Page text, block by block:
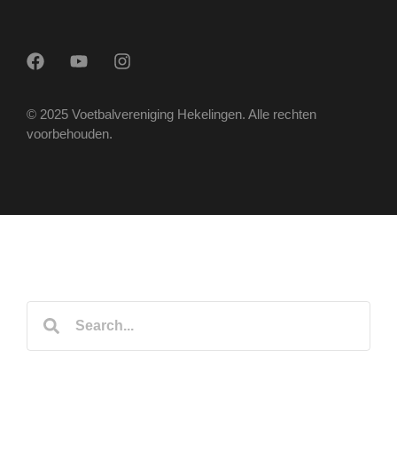
© 2025 Voetbalvereniging Hekelingen. Alle rechten
voorbehouden.